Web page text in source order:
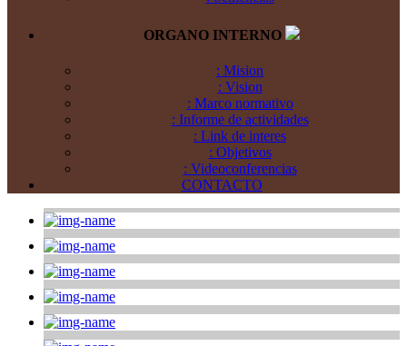
ORGANO INTERNO
: Mision
: Vision
: Marco normativo
: Informe de actividades
: Link de interes
: Objetivos
: Videoconferencias
CONTACTO